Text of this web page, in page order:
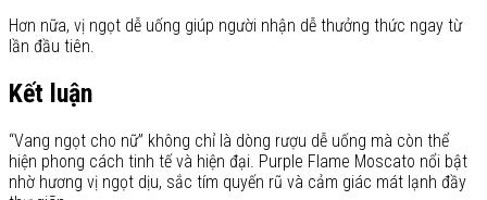
Hơn nữa, vị ngọt dễ uống giúp người nhận dễ thưởng thức ngay từ
lần đầu tiên.
Kết luận
“Vang ngọt cho nữ” không chỉ là dòng rượu dễ uống mà còn thể
hiện phong cách tinh tế và hiện đại. Purple Flame Moscato nổi bật
nhờ hương vị ngọt dịu, sắc tím quyến rũ và cảm giác mát lạnh đầy